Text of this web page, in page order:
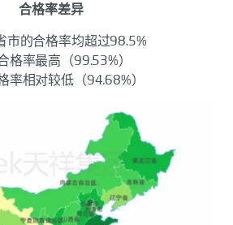
合格率差异
市的合格率均超过98.5%
格率最高（99.53%）
率相对较低（94.68%）